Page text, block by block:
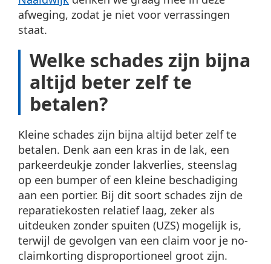
afweging, zodat je niet voor verrassingen
staat.
Welke schades zijn bijna
altijd beter zelf te
betalen?
Kleine schades zijn bijna altijd beter zelf te
betalen. Denk aan een kras in de lak, een
parkeerdeukje zonder lakverlies, steenslag
op een bumper of een kleine beschadiging
aan een portier. Bij dit soort schades zijn de
reparatiekosten relatief laag, zeker als
uitdeuken zonder spuiten (UZS) mogelijk is,
terwijl de gevolgen van een claim voor je no-
claimkorting disproportioneel groot zijn.